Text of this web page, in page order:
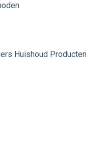
Huishoud Producten